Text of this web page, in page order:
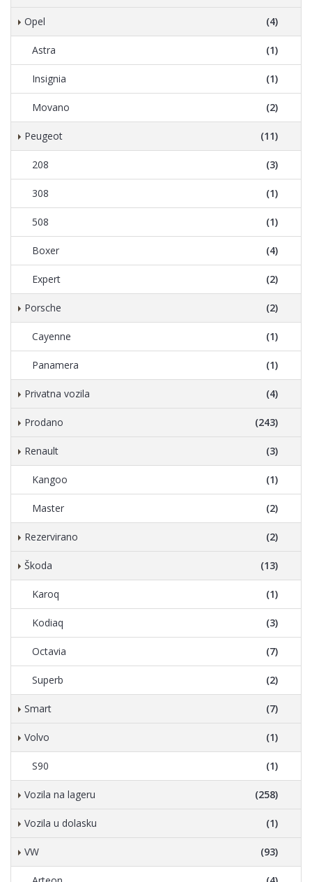
Opel (4)
Astra (1)
Insignia (1)
Movano (2)
Peugeot (11)
208 (3)
308 (1)
508 (1)
Boxer (4)
Expert (2)
Porsche (2)
Cayenne (1)
Panamera (1)
Privatna vozila (4)
Prodano (243)
Renault (3)
Kangoo (1)
Master (2)
Rezervirano (2)
Škoda (13)
Karoq (1)
Kodiaq (3)
Octavia (7)
Superb (2)
Smart (7)
Volvo (1)
S90 (1)
Vozila na lageru (258)
Vozila u dolasku (1)
VW (93)